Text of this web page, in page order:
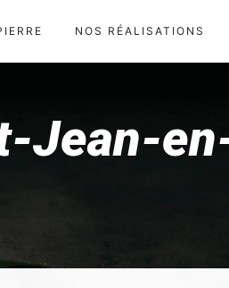
NOS RÉALISATIONS
Jean-